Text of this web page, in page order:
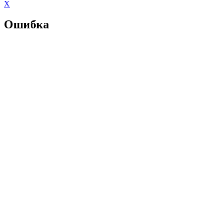
X
Ошибка